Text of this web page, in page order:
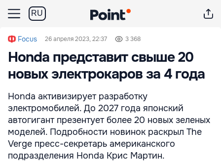
RU
Focus 26 апреля 2023, 22:37 3 368
Honda представит свыше 20
новых электрокаров за 4 года
Honda активизирует разработку
электромобилей. До 2027 года японский
автогигант презентует более 20 новых зеленых
моделей. Подробности новинок раскрыл The
Verge пресс-секретарь американского
подразделения Honda Крис Мартин.